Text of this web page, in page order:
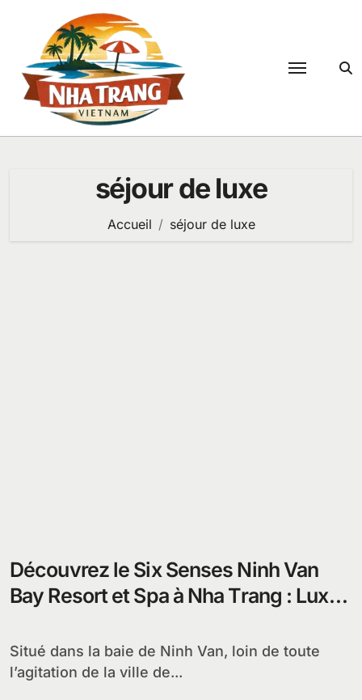
contenu
séjour de luxe
Accueil séjour de luxe
Découvrez le Six Senses Ninh Van
Bay Resort et Spa à Nha Trang : Luxe
Situé dans la baie de Ninh Van, loin de toute
l’agitation de la ville de...